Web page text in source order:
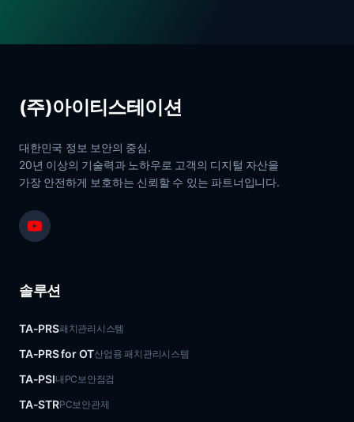
(주)아이티스테이션
대한민국 정보 보안의 중심.
20년 이상의 기술력과 노하우로 고객의 디지털 자산을
가장 안전하게 보호하는 신뢰할 수 있는 파트너입니다.
솔루션
TA-PRS패치관리시스템
TA-PRS for OT산업용 패치관리시스템
TA-PSI내PC보안점검
TA-STRPC보안관제